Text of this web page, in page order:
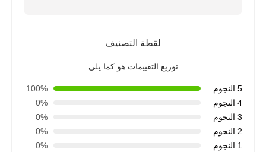
لقطة التصنيف
توزيع التقييمات هو كما يلي
5 النجوم
100%
4 النجوم
0%
3 النجوم
0%
2 النجوم
0%
1 النجوم
0%